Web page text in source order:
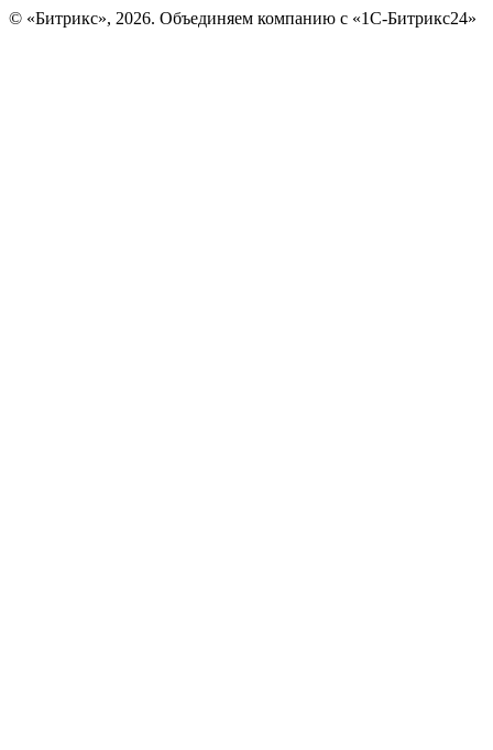
© «Битрикс», 2026. Объединяем компанию с «1С-Битрикс24»